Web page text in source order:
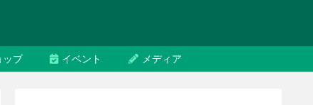
ップ イベント メディア